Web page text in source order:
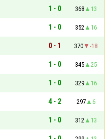
1 - 0 368
13
1 - 0 352
16
0 - 1 370
-18
1 - 0 345
25
1 - 0 329
16
4 - 2 297
6
1 - 0 312
13